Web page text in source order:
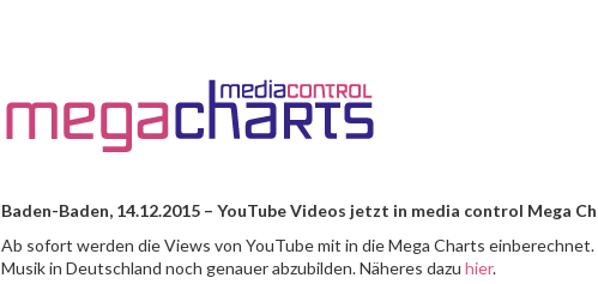
Baden-Baden, 14.12.2015 – YouTube Videos jetzt in media control Mega
Ab sofort werden die Views von YouTube mit in die Mega Charts
Musik in Deutschland noch genauer abzubilden. Näheres dazu hier.